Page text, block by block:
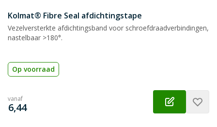
Kolmat® Fibre Seal afdichtingstape
Vezelversterkte afdichtingsband voor schroefdraadverbindingen,
nastelbaar >180°.
Op voorraad
vanaf
€
6,44